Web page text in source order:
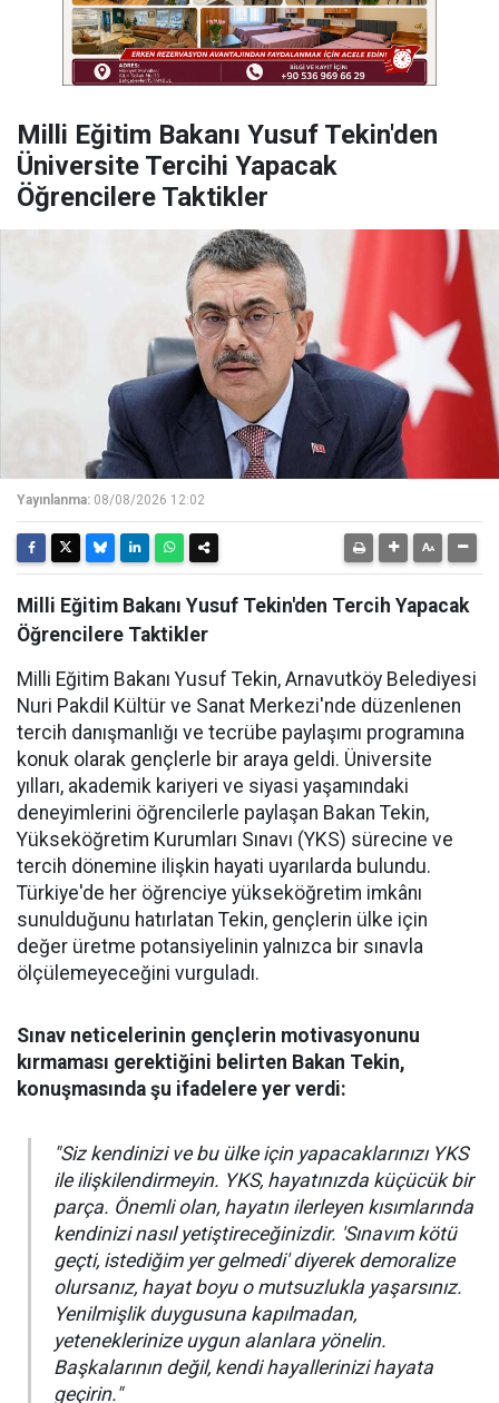
Milli Eğitim Bakanı Yusuf Tekin'den
Üniversite Tercihi Yapacak
Öğrencilere Taktikler
Yayınlanma: 08/08/2026 12:02
Milli Eğitim Bakanı Yusuf Tekin'den Tercih Yapacak
Öğrencilere Taktikler
Milli Eğitim Bakanı Yusuf Tekin, Arnavutköy Belediyesi
Nuri Pakdil Kültür ve Sanat Merkezi'nde düzenlenen
tercih danışmanlığı ve tecrübe paylaşımı programına
konuk olarak gençlerle bir araya geldi. Üniversite
yılları, akademik kariyeri ve siyasi yaşamındaki
deneyimlerini öğrencilerle paylaşan Bakan Tekin,
Yükseköğretim Kurumları Sınavı (YKS) sürecine ve
tercih dönemine ilişkin hayati uyarılarda bulundu.
Türkiye'de her öğrenciye yükseköğretim imkânı
sunulduğunu hatırlatan Tekin, gençlerin ülke için
değer üretme potansiyelinin yalnızca bir sınavla
ölçülemeyeceğini vurguladı.
Sınav neticelerinin gençlerin motivasyonunu
kırmaması gerektiğini belirten Bakan Tekin,
konuşmasında şu ifadelere yer verdi:
"Siz kendinizi ve bu ülke için yapacaklarınızı YKS
ile ilişkilendirmeyin. YKS, hayatınızda küçücük bir
parça. Önemli olan, hayatın ilerleyen kısımlarında
kendinizi nasıl yetiştireceğinizdir. 'Sınavım kötü
geçti, istediğim yer gelmedi' diyerek demoralize
olursanız, hayat boyu o mutsuzlukla yaşarsınız.
Yenilmişlik duygusuna kapılmadan,
yeteneklerinize uygun alanlara yönelin.
Başkalarının değil, kendi hayallerinizi hayata
geçirin."